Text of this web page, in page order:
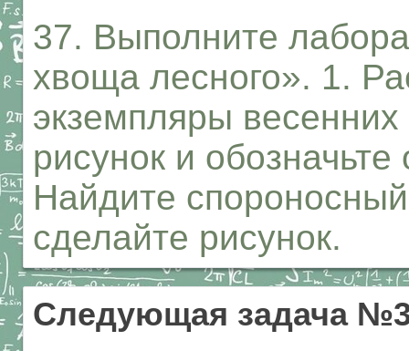
37. Выполните
хвоща лесного». 1.
экземпляры
рисунок и
Найдите
сделайте рисунок.
Следующая задача